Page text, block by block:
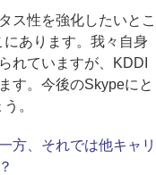
ス性を強化したいとこ
あります。我々自身
れていますが、KDDI
す。今後のSkypeにと
。
、それでは他キャリ